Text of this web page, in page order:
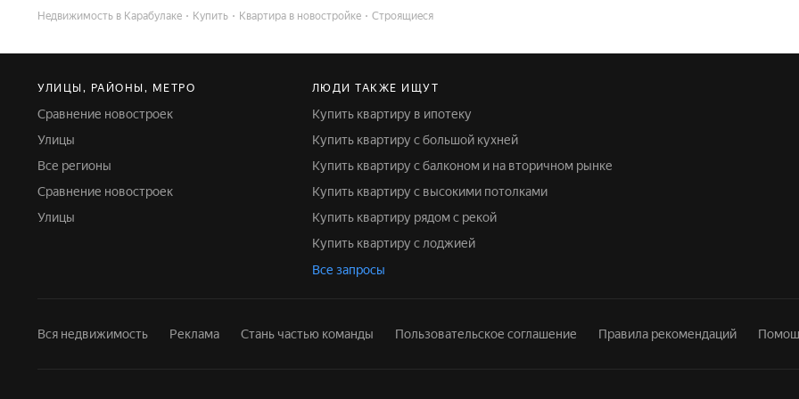
Недвижимость в Карабулаке Купить Квартира в новостройке Строящиеся
УЛИЦЫ, РАЙОНЫ, МЕТРО
Сравнение новостроек
Улицы
Все регионы
Сравнение новостроек
Улицы
ЛЮДИ ТАКЖЕ ИЩУТ
Купить квартиру в ипотеку
Купить квартиру с большой кухней
Купить квартиру с балконом и на вторичном рынке
Купить квартиру с высокими потолками
Купить квартиру рядом с рекой
Купить квартиру с лоджией
Все запросы
Вся недвижимость Реклама Стань частью команды Пользовательское соглашение Правила рекомендаций